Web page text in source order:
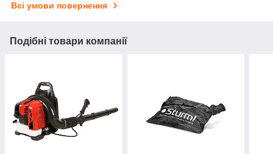
Всі умови повернення
Подібні товари компанії